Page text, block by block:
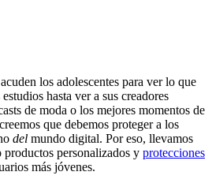
los adolescentes para ver lo que
hasta ver a sus creadores
de moda o los mejores momentos de
que debemos proteger a los
del mundo digital. Por eso, llevamos
productos personalizados y protecciones
más jóvenes.